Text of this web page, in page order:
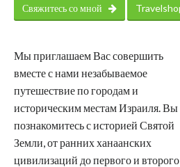
Свяжитесь со мной
Мы приглашаем Вас совершить
вместе с нами незабываемое
путешествие по городам и
историческим местам Израиля. Вы
познакомитесь с историей Святой
Земли, от ранних ханаанских
цивилизаций до первого и